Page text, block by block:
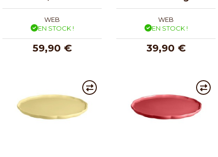
WEB
EN STOCK !
59,90 €
31 cm
WEB
EN STOCK !
39,90 €